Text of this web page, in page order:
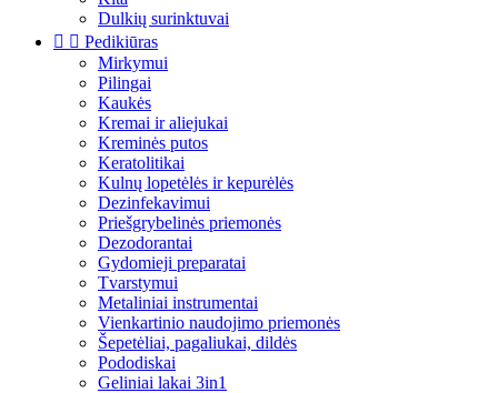
Dulkių surinktuvai
  Pedikiūras
Mirkymui
Pilingai
Kaukės
Kremai ir aliejukai
Kreminės putos
Keratolitikai
Kulnų lopetėlės ir kepurėlės
Dezinfekavimui
Priešgrybelinės priemonės
Dezodorantai
Gydomieji preparatai
Tvarstymui
Metaliniai instrumentai
Vienkartinio naudojimo priemonės
Šepetėliai, pagaliukai, dildės
Pododiskai
Geliniai lakai 3in1